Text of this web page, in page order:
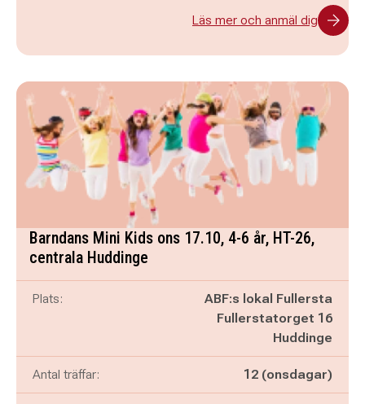
Läs mer och anmäl dig
Barndans Mini Kids ons 17.10, 4-6 år, HT-26,
centrala Huddinge
Plats:
ABF:s lokal Fullersta
Fullerstatorget 16
Huddinge
Antal träffar: 12 (onsdagar)